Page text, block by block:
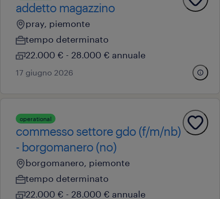
addetto magazzino
pray, piemonte
tempo determinato
22.000 € - 28.000 € annuale
17 giugno 2026
operational
commesso settore gdo (f/m/nb)
- borgomanero (no)
borgomanero, piemonte
tempo determinato
22.000 € - 28.000 € annuale